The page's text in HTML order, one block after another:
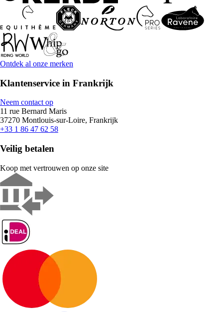
Ontdek al onze merken
Klantenservice in Frankrijk
Neem contact op
11 rue Bernard Maris
37270 Montlouis-sur-Loire, Frankrijk
+33 1 86 47 62 58
Veilig betalen
Koop met vertrouwen op onze site